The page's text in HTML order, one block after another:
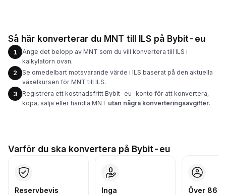
Så här konverterar du MNT till ILS på Bybit-eu
1
Ange det belopp av MNT som du vill konvertera till ILS i
kalkylatorn ovan.
2
Se omedelbart motsvarande värde i ILS baserat på den aktuella
växelkursen för MNT till ILS.
3
Registrera ett kostnadsfritt Bybit-eu-konto för att konvertera,
köpa, sälja eller handla MNT utan några konverteringsavgifter.
Varför du ska konvertera på Bybit-eu
Reservbevis
Inga
Över 86